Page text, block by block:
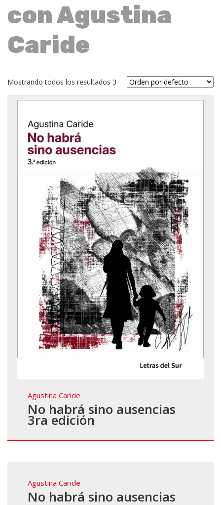
con Agustina
Caride
Mostrando todos los resultados 3
Agustina Caride
No habrá sino ausencias
3ra edición
Agustina Caride
No habrá sino ausencias